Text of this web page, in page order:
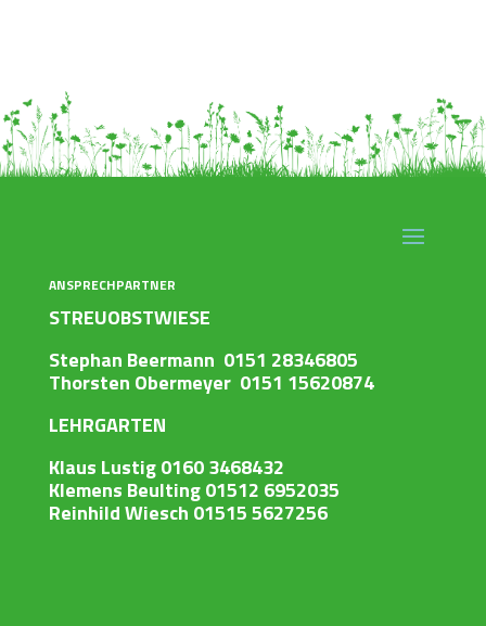
ANSPRECHPARTNER
STREUOBSTWIESE
Stephan Beermann 0151 28346805
Thorsten Obermeyer 0151 15620874
LEHRGARTEN
Klaus Lustig 0160 3468432
Klemens Beulting 01512 6952035
Reinhild Wiesch 01515 5627256